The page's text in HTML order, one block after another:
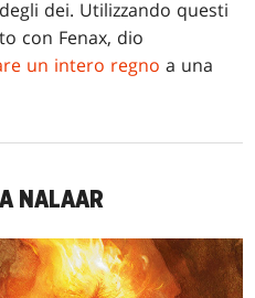
dei. Utilizzando questi
con Fenax, dio
un intero regno a una
NALAAR